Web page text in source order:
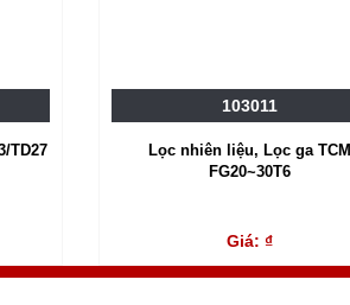
TD27
103011
Lọc nhiên liệu, Lọc ga TCM
FG20~30T6
Giá: ₫